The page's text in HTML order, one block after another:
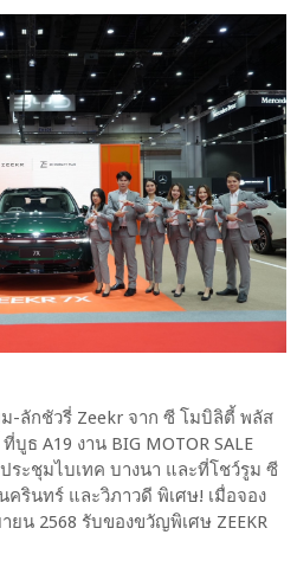
-ลักชัวรี่ Zeekr จาก ซี โมบิลิตี้ พลัส
ธ A19 งาน BIG MOTOR SALE
ระชุมไบเทค บางนา และที่โชว์รูม ซี
รินทร์ และวิภาวดี พิเศษ! เมื่อจอง
น 2568 รับของขวัญพิเศษ ZEEKR